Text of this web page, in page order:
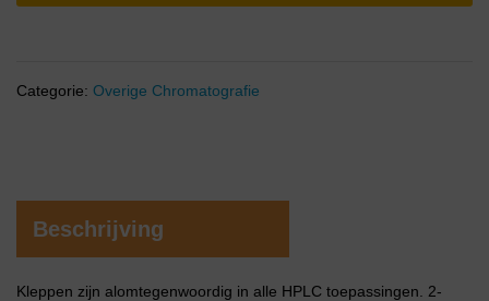
Categorie: Overige Chromatografie
Beschrijving
Kleppen zijn alomtegenwoordig in alle HPLC toepassingen. 2-